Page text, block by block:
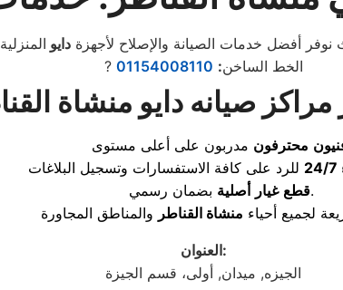
أفضل خدمات الصيانة والإصلاح لأجهزةدايو
? الخط الساخن:
01154008110
مراكز صيانه دايو منشاة
محترفون
24/7
قطع غيار أصلية
بضمان رسمي.
لجميع أحياء منشاة القناطر
العنوان:
الجيزه, ميدان, أولى، قسم الجيزة